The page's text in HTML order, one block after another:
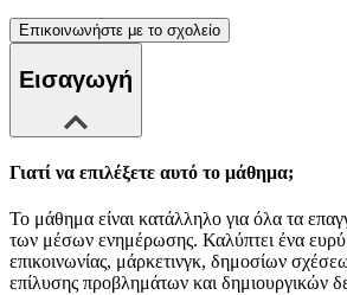
Επικοινωνήστε με το σχολείο
Εισαγωγή
Γιατί να επιλέξετε αυτό το μάθημα;
Το μάθημα είναι κατάλληλο για όλα τα
των μέσων ενημέρωσης. Καλύπτει ένα
επικοινωνίας, μάρκετινγκ, δημοσίων
επίλυσης προβλημάτων και δημιουργικών